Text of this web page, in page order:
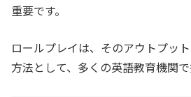
重要です。
ロールプレイは、そのアウトプッ
方法として、多くの英語教育機関で